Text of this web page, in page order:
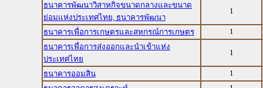
ธนาคารพัฒนาวิสาหกิจขนาดกลางและขนาด
ย่อมแห่งประเทศไทย, ธนาคารพัฒนา
1
ธนาคารเพื่อการเกษตรและสหกรณ์การเกษตร
1
ธนาคารเพื่อการส่งออกและนำเข้าแห่ง
ประเทศไทย
1
ธนาคารออมสิน
1